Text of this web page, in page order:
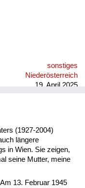
sonstiges
Niederösterreich
19. April 2025
(1927-2004)
längere
in Wien. Sie zeigen,
seine Mutter, meine
13. Februar 1945